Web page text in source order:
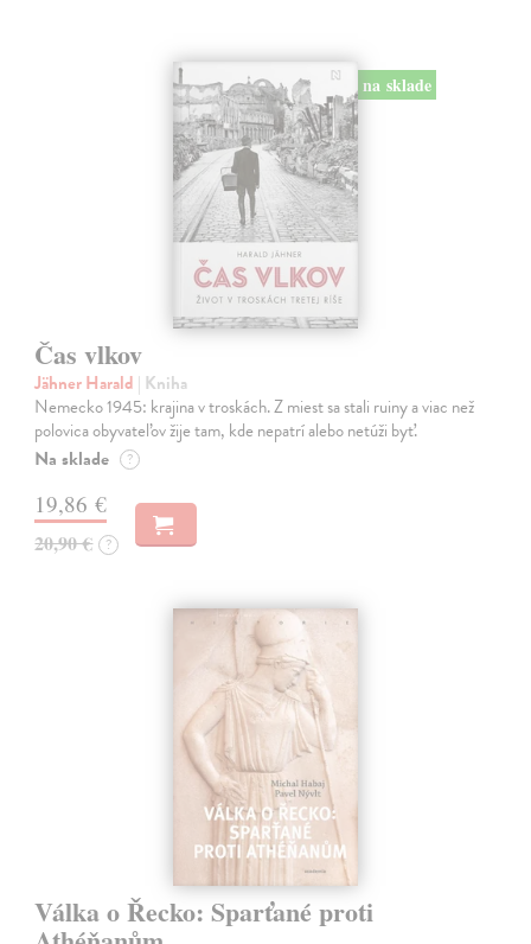
na sklade
Čas vlkov
Jähner Harald | Kniha
Nemecko 1945: krajina v troskách. Z miest sa stali ruiny a viac než
polovica obyvateľov žije tam, kde nepatrí alebo netúži byť.
Na sklade ?
19,86 €
20,90 € ?
Válka o Řecko: Sparťané proti